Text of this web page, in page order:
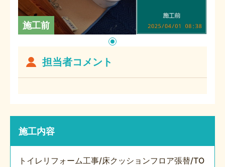
施工前
担当者コメント
施工内容
トイレリフォーム工事/床クッションフロア張替/TO